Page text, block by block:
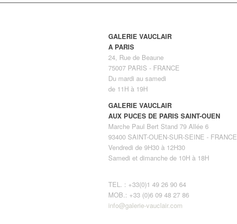
GALERIE VAUCLAIR
A PARIS
24, Rue de Beaune
75007 PARIS - FRANCE
Du mardi au samedi
de 11H à 19H
GALERIE VAUCLAIR
AUX PUCES DE PARIS SAINT-OUEN
Marche Paul Bert Stand 79 Allée 6
93400 SAINT-OUEN-SUR-SEINE - FRANCE
Vendredi de 9H30 à 12H30
Samedi et dimanche de 10H à 18H
TEL. : +33(0)1 49 26 90 64
MOB.: +33 (0)6 09 48 27 86
info@galerie-vauclair.com